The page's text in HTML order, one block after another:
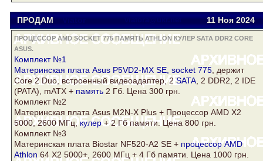
ПРОДАМ Viator viatora@ukr.net 11 Ноя2024
ПРОЦЕССОР AMD SOCKET 775 ПАМЯТЬ ATHLON КУЛЕР SATA DDR2 CORE
ASUS.
Комплект №1
Материнская плата Asus P5VD2-MX SE, socket 775 , держит
Core2 Duo, встроенный видеоадаптер, 2SATA , 2 DDR2 , 2 IDE
(PATA), mATX + память 2 Гб. Цена 300 грн.
Комплект №2
Материнская плата Asus M2N-X Plus + Процессор AMD X2
5000, 2600 МГц,кулер+ 2 Гб памяти. Цена 800 грн.
Комплект №3
Материнская плата Biostar NF520-A2 SE + процессор AMD
Athlon 64 Х2 5000+, 2600 МГц + 4 Гб памяти. Цена 1000 грн.